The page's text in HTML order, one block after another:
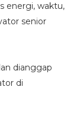
energi, waktu,
senior
dianggap
di